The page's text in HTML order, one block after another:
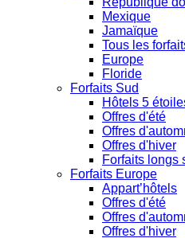
Mexique
Jamaïque
Tous les
Europe
Floride
Forfaits Sud
Hôtels 5
Offres d'été
Offres
Offres d'hiver
Forfaits longs
Forfaits Europe
Appart’hôtels
Offres d'été
Offres
Offres d'hiver